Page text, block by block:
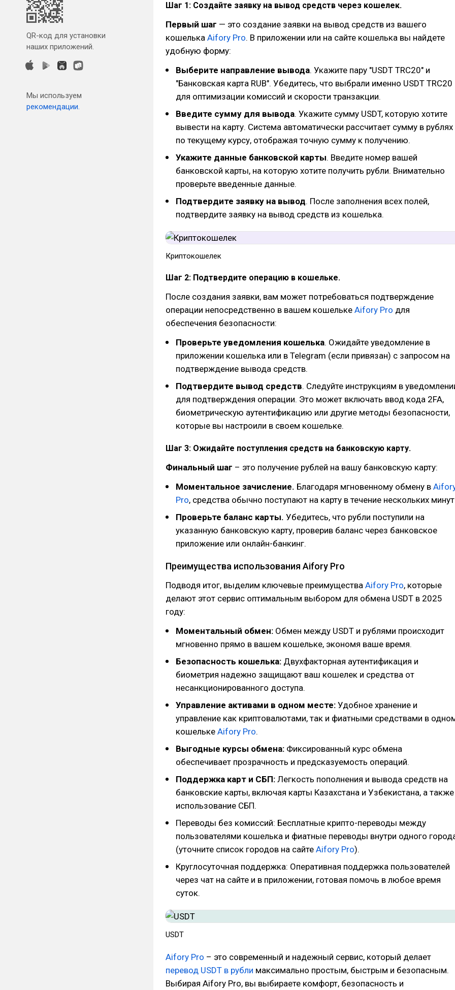
QR-код для установки
наших приложений.
Мы используем
рекомендации.
Шаг 1: Создайте заявку на вывод средств через кошелек.
Первый шаг — это создание заявки на вывод средств из вашего
кошелька Aifory Pro. В приложении или на сайте кошелька вы найдете
удобную форму:
Выберите направление вывода. Укажите пару "USDT TRC20" и
"Банковская карта RUB". Убедитесь, что выбрали именно USDT TRC20
для оптимизации комиссий и скорости транзакции.
Введите сумму для вывода. Укажите сумму USDT, которую хотите
вывести на карту. Система автоматически рассчитает сумму в рублях
по текущему курсу, отображая точную сумму к получению.
Укажите данные банковской карты. Введите номер вашей
банковской карты, на которую хотите получить рубли. Внимательно
проверьте введенные данные.
Подтвердите заявку на вывод. После заполнения всех полей,
подтвердите заявку на вывод средств из кошелька.
Криптокошелек
Шаг 2: Подтвердите операцию в кошельке.
После создания заявки, вам может потребоваться подтверждение
операции непосредственно в вашем кошельке Aifory Pro для
обеспечения безопасности:
Проверьте уведомления кошелька. Ожидайте уведомление в
приложении кошелька или в Telegram (если привязан) с запросом на
подтверждение вывода средств.
Подтвердите вывод средств. Следуйте инструкциям в
для подтверждения операции. Это может включать ввод кода 2FA,
биометрическую аутентификацию или другие методы безопасности,
которые вы настроили в своем кошельке.
Шаг 3: Ожидайте поступления средств на банковскую карту.
Финальный шаг – это получение рублей на вашу банковскую карту:
Моментальное зачисление. Благодаря мгновенному обмену в
Pro, средства обычно поступают на карту в течение нескольких
Проверьте баланс карты. Убедитесь, что рубли поступили на
указанную банковскую карту, проверив баланс через банковское
приложение или онлайн-банкинг.
Преимущества использования Aifory Pro
Подводя итог, выделим ключевые преимущества Aifory Pro, которые
делают этот сервис оптимальным выбором для обмена USDT в 2025
году:
Моментальный обмен: Обмен между USDT и рублями происходит
мгновенно прямо в вашем кошельке, экономя ваше время.
Безопасность кошелька: Двухфакторная аутентификация и
биометрия надежно защищают ваш кошелек и средства от
несанкционированного доступа.
Управление активами в одном месте: Удобное хранение и
управление как криптовалютами, так и фиатными средствами в
кошельке Aifory Pro.
Выгодные курсы обмена: Фиксированный курс обмена
обеспечивает прозрачность и предсказуемость операций.
Поддержка карт и СБП: Легкость пополнения и вывода средств на
банковские карты, включая карты Казахстана и Узбекистана, а также
использование СБП.
Переводы без комиссий: Бесплатные крипто-переводы между
пользователями кошелька и фиатные переводы внутри одного
(уточните список городов на сайте Aifory Pro).
Круглосуточная поддержка: Оперативная поддержка пользователей
через чат на сайте и в приложении, готовая помочь в любое время
суток.
USDT
Aifory Pro – это современный и надежный сервис, который делает
перевод USDT в рубли максимально простым, быстрым и безопасным.
Выбирая Aifory Pro, вы выбираете комфорт, безопасность и